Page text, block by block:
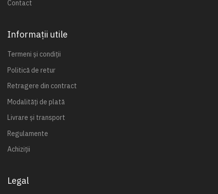
Contact
Informații utile
Termeni și condiții
Politică de retur
Retragere din contract
Modalități de plată
Livrare și transport
Regulamente
Achiziții
Legal